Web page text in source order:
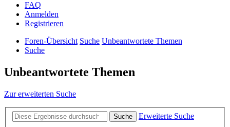
FAQ
Anmelden
Registrieren
Foren-Übersicht Suche Unbeantwortete Themen
Suche
Unbeantwortete Themen
Zur erweiterten Suche
Suche
Erweiterte Suche